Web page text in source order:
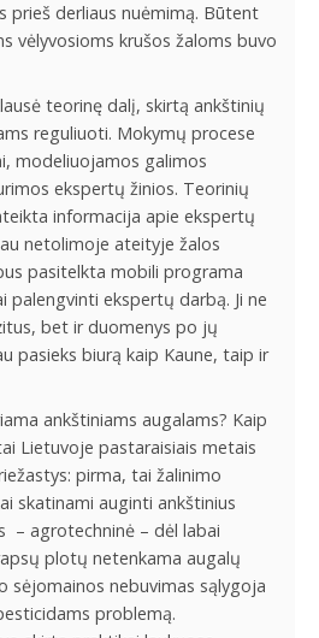
prieš derliaus nuėmimą. Būtent
vėlyvosioms krušos žaloms buvo
teorinę dalį, skirtą ankštinių
reguliuoti. Mokymų procese
modeliuojamos galimos
ekspertų žinios. Teorinių
informacija apie ekspertų
netolimoje ateityje žalos
pasitelkta mobili programa
palengvinti ekspertų darbą. Ji ne
bet ir duomenys po jų
pasieks biurą kaip Kaune, taip ir
ankštiniams augalams? Kaip
Lietuvoje pastaraisiais metais
pirma, tai žalinimo
skatinami auginti ankštinius
– agrotechninė – dėl labai
plotų netenkama augalų
sėjomainos nebuvimas sąlygoja
problemą.